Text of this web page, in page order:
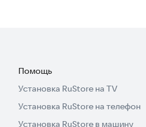
Помощь
Установка RuStore на TV
Установка RuStore на телефон
Установка RuStore в машину